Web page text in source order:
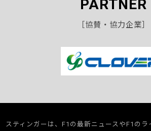
PARTNER
［協賛・協力企業］
スティンガーは、F1の最新ニュースやF1の